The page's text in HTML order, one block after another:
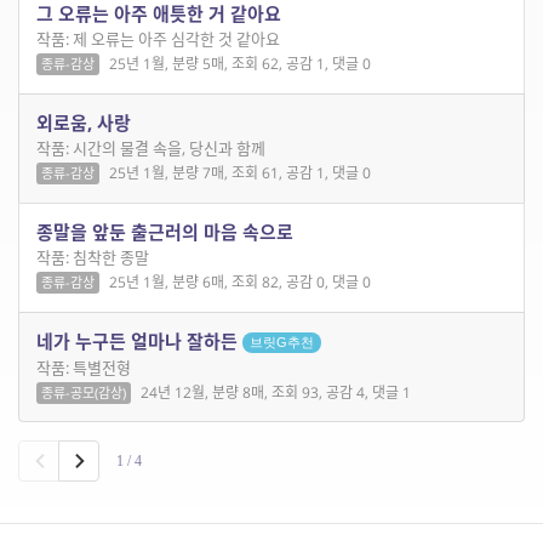
그 오류는 아주 애틋한 거 같아요
작품: 제 오류는 아주 심각한 것 같아요
종류-감상 25년 1월, 분량 5매, 조회 62, 공감 1, 댓글 0
외로움, 사랑
작품: 시간의 물결 속을, 당신과 함께
종류-감상 25년 1월, 분량 7매, 조회 61, 공감 1, 댓글 0
종말을 앞둔 출근러의 마음 속으로
작품: 침착한 종말
종류-감상 25년 1월, 분량 6매, 조회 82, 공감 0, 댓글 0
네가 누구든 얼마나 잘하든 브릿G추천
작품: 특별전형
종류-공모(감상) 24년 12월, 분량 8매, 조회 93, 공감 4, 댓글 1
1 / 4